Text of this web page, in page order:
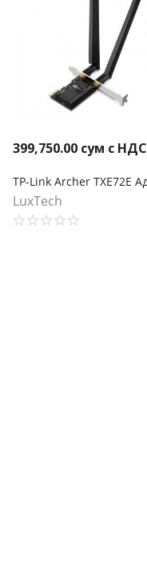
399,750.00 сум с НДС
LuxTech